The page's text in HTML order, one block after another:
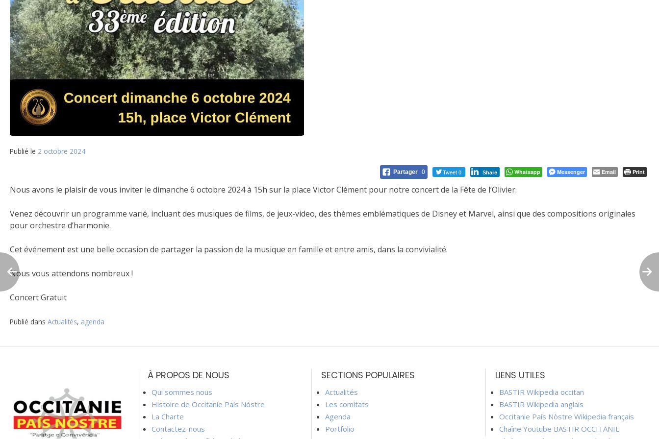
Publié le 2 octobre 2024
Partager 0 Tweet 0 Share Whatsapp Messenger Email Print
Nous avons le plaisir de vous inviter le dimanche 6 octobre 2024 à 15h sur la place Victor Clément pour notre concertde la Fête de l’Olivier.
Venez découvrir un programme varié, incluant des musiques de films, de jeux-video, des thèmes emblématiques de Disney et Marvel, ainsi que des compositions originales
pour orchestre d’harmonie.
Cet événement est une belle occasion de partager la passion de la musique en famille et entre amis, dans la convivialité.
Nous vous attendons nombreux !
Concert Gratuit
Publié dans Actualités, agenda
l’article
À PROPOS DE NOUS
Qui sommes nous
Histoire de Occitanie País Nòstre
La Charte
Contactez-nous
SECTIONS POPULAIRES
Actualités
Les comitats
Agenda
Portfolio
LIENS UTILES
BASTIR Wikipedia occitan
BASTIR Wikipedia anglais
Occitanie País Nòstre Wikipedia français
Chaîne Youtube BASTIR OCCITANIE